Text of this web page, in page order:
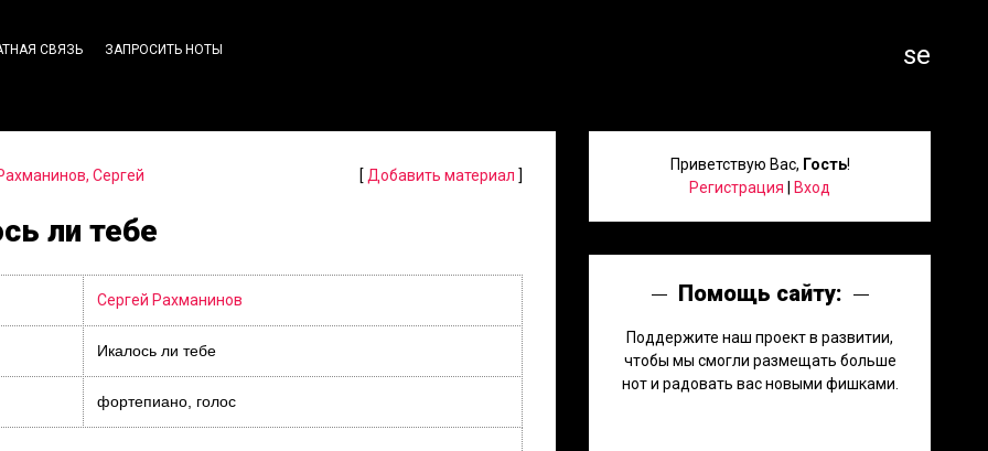
СВЯЗЬ ЗАПРОСИТЬ НОТЫ search
Сергей [ Добавить материал ]
ли тебе
Сергей Рахманинов
Икалось ли тебе
фортепиано, голос
Приветствую Вас, Гость!
Регистрация
Вход
Помощь сайту:
Поддержите наш проект в развитии,
чтобы мы смогли размещать больше
нот и радовать вас новыми фишками.